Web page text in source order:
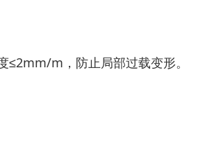
m，防止局部过载变形。